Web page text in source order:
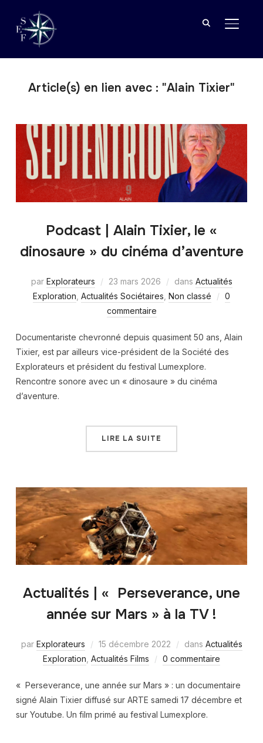
Article(s) en lien avec : "Alain Tixier"
Podcast | Alain Tixier, le «
dinosaure » du cinéma d’aventure
par Explorateurs 23 mars 2026 dans Actualités
Exploration Actualités Sociétaires Non classé
0
commentaire
Documentariste chevronné depuis quasiment 50 ans, Alain
Tixier, est par ailleurs vice-président de la Société des
Explorateurs et président du festival Lumexplore.
Rencontre sonore avec un « dinosaure » du cinéma
d’aventure.
LIRE LA SUITE
Actualités | « Perseverance, une
année sur Mars » à la TV !
par Explorateurs 15 décembre 2022 dans Actualités
Exploration Actualités Films 0 commentaire
« Perseverance, une année sur Mars » : un documentaire
signé Alain Tixier diffusé sur ARTE samedi 17 décembre et
sur Youtube. Un film primé au festival Lumexplore.